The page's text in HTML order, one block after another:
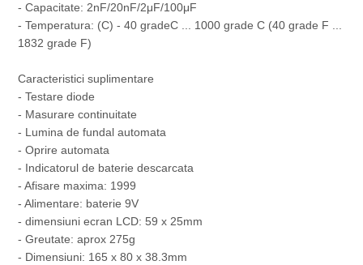
- Capacitate: 2nF/20nF/2μF/100μF
- Temperatura: (C) - 40 gradeC ... 1000 grade C (40 grade F ...
1832 grade F)
Caracteristici suplimentare
- Testare diode
- Masurare continuitate
- Lumina de fundal automata
- Oprire automata
- Indicatorul de baterie descarcata
- Afisare maxima: 1999
- Alimentare: baterie 9V
- dimensiuni ecran LCD: 59 x 25mm
- Greutate: aprox 275g
- Dimensiuni: 165 x 80 x 38.3mm